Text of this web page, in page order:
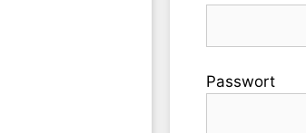
Passwort